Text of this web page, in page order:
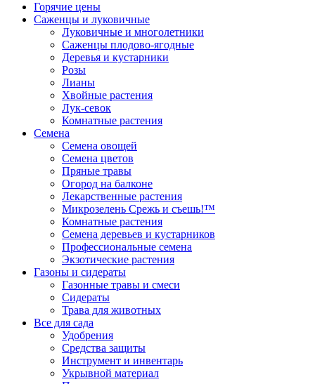
Горячие цены
Саженцы и луковичные
Луковичные и многолетники
Саженцы плодово-ягодные
Деревья и кустарники
Розы
Лианы
Хвойные растения
Лук-севок
Комнатные растения
Семена
Семена овощей
Семена цветов
Пряные травы
Огород на балконе
Лекарственные растения
Микрозелень Срежь и съешь!™
Комнатные растения
Семена деревьев и кустарников
Профессиональные семена
Экзотические растения
Газоны и сидераты
Газонные травы и смеси
Сидераты
Трава для животных
Все для сада
Удобрения
Средства защиты
Инструмент и инвентарь
Укрывной материал